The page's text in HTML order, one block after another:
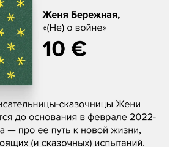
«(Не) о войне»